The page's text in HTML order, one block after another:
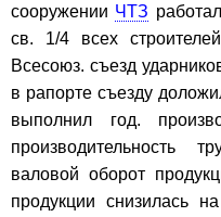
сооружении ЧТЗ
св. 1/4 всех
Всесоюз. съезд
в рапорте съезду
выполнил год.
производительность
валовой оборот
продукции снизилась